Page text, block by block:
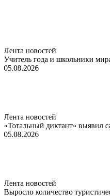
Лента новостей
Учитель года и школьники
05.08.2026
Лента новостей
«Тотальный диктант» выявил
05.08.2026
Лента новостей
Выросло количество